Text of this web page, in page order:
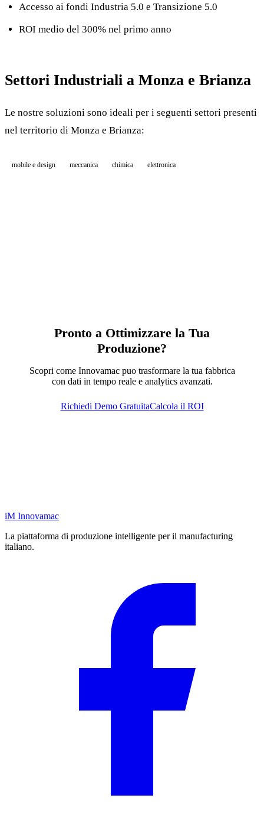
Accesso ai fondi Industria 5.0 e Transizione 5.0
ROI medio del 300% nel primo anno
Settori Industriali a Monza e Brianza
Le nostre soluzioni sono ideali per i seguenti settori presenti
nel territorio di Monza e Brianza:
mobile e design meccanica chimica elettronica
Pronto a Ottimizzare la Tua
Produzione?
Scopri come Innovamac puo trasformare la tua fabbrica
con dati in tempo reale e analytics avanzati.
Richiedi Demo GratuitaCalcola il ROI
iM Innovamac
La piattaforma di produzione intelligente per il manufacturing
italiano.